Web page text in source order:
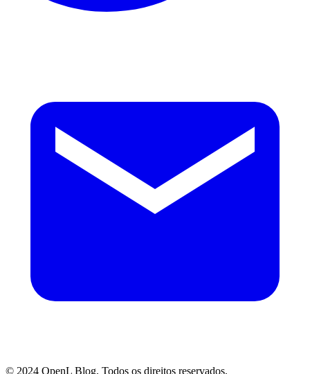
© 2024 OpenL Blog. Todos os direitos reservados.